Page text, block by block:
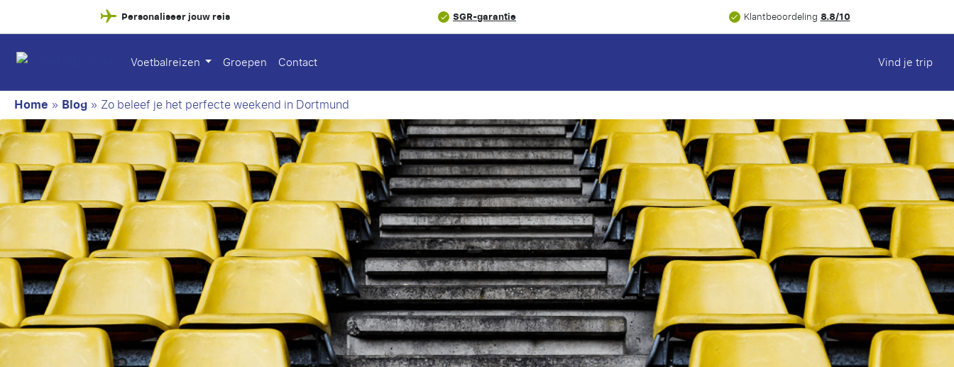
Personaliseer jouw reis SGR-garantie Klantbeoordeling8.8/10
Voetbalreizen Groepen Contact Vind je trip
Home » Blog » Zo beleef je het perfecte weekend in Dortmund